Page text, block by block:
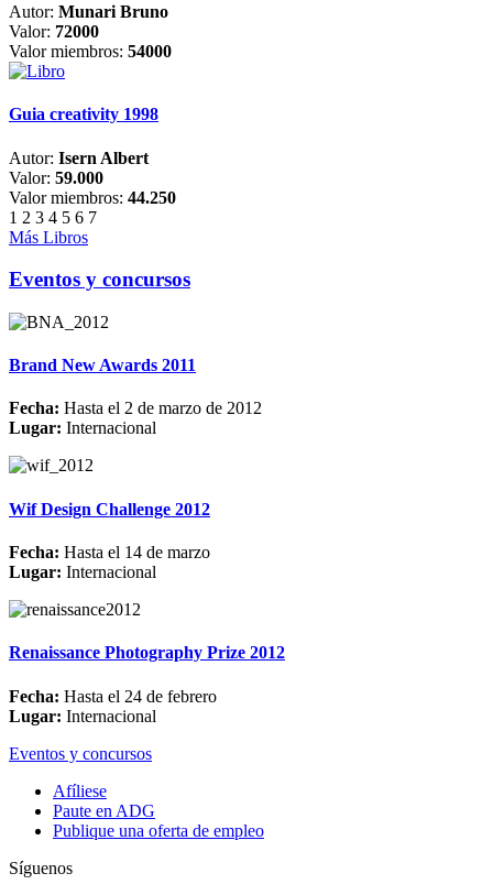
Autor: Munari Bruno
Valor: 72000
Valor miembros: 54000
Guia creativity 1998
Autor: Isern Albert
Valor: 59.000
Valor miembros: 44.250
1 2 3 4 5 6 7
Más Libros
Eventos y concursos
Brand New Awards 2011
Fecha: Hasta el 2 de marzo de 2012
Lugar: Internacional
Wif Design Challenge 2012
Fecha: Hasta el 14 de marzo
Lugar: Internacional
Renaissance Photography Prize 2012
Fecha: Hasta el 24 de febrero
Lugar: Internacional
Eventos y concursos
Afíliese
Paute en ADG
Publique una oferta de empleo
Síguenos